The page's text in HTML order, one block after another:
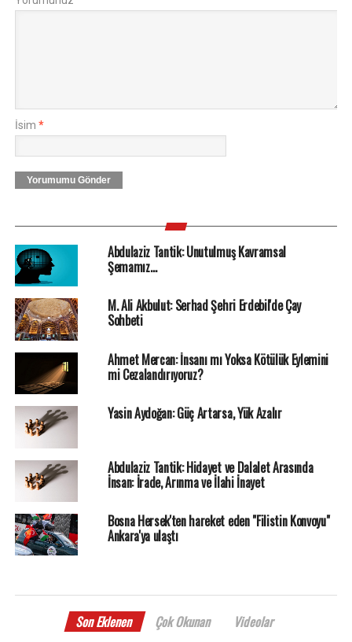
İsim *
Yorumumu Gönder
Abdulaziz Tantik: Unutulmuş Kavramsal
Şemamız…
M. Ali Akbulut: Serhad Şehri Erdebil'de Çay
Sohbeti
Ahmet Mercan: İnsanı mı Yoksa Kötülük Eylemini
mi Cezalandırıyoruz?
Yasin Aydoğan: Güç Artarsa, Yük Azalır
Abdulaziz Tantik: Hidayet ve Dalalet Arasında
İnsan: İrade, Arınma ve İlahi İnayet
Bosna Hersek'ten hareket eden "Filistin Konvoyu"
Ankara'ya ulaştı
Son Eklenen Çok Okunan Videolar